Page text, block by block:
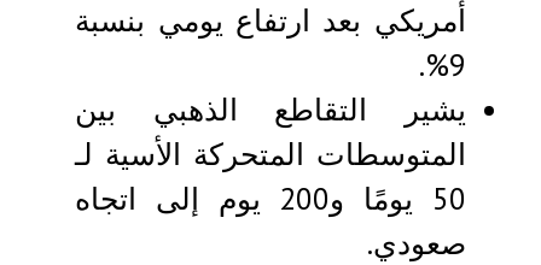
أمريكي بعد ارتفاع يومي بنسبة
9%.
يشير التقاطع الذهبي بين
المتوسطات المتحركة الأسية لـ
50 يومًا و200 يوم إلى اتجاه
صعودي.